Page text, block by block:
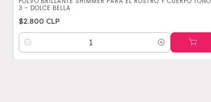
3 - DOLCE BELLA
$2.800 CLP
Cantidad